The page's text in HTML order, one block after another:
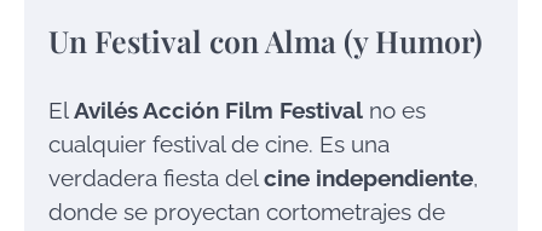
Un Festival con Alma (y Humor)
ElAvilés Acción Film Festival no es
cualquier festival de cine. Es una
verdadera fiesta delcine independiente,
donde se proyectan cortometrajes de